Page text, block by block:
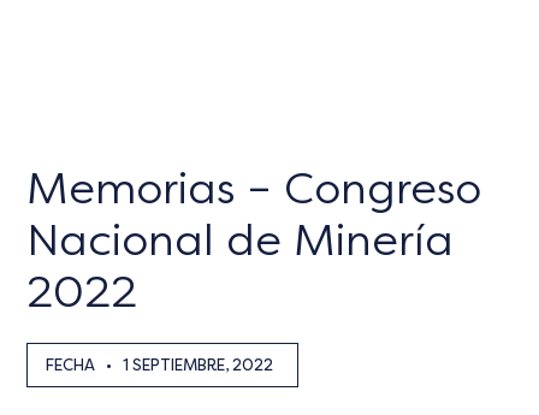
Memorias – Congreso
Nacional de Minería
2022
FECHA • 1 SEPTIEMBRE, 2022